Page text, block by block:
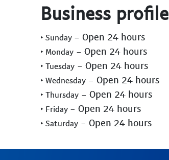
Business profile
‣ Sunday - Open 24 hours
‣ Monday - Open 24 hours
‣ Tuesday - Open 24 hours
‣ Wednesday - Open 24 hours
‣ Thursday - Open 24 hours
‣ Friday - Open 24 hours
‣ Saturday - Open 24 hours